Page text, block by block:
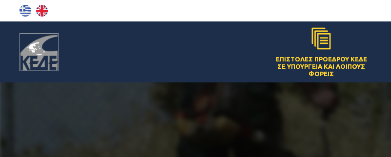
ΕΠΙΣΤΟΛΈΣ ΠΡΟΈΔΡΟΥ ΚΕΔΕ
ΣΕ ΥΠΟΥΡΓΕΊΑ ΚΑΙ ΛΟΙΠΟΎΣ
ΦΟΡΕΊΣ